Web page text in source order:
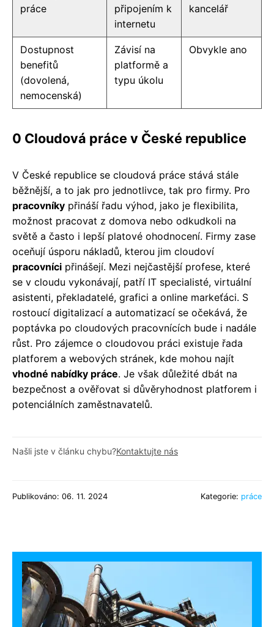
práce
připojením k
internetu
kancelář
Dostupnost
benefitů
(dovolená,
nemocenská)
Závisí na
platformě a
typu úkolu
Obvykle ano
0 Cloudová práce v České republice
V České republice se cloudová práce stává stále
běžnější, a to jak pro jednotlivce, tak pro firmy. Pro
pracovníky přináší řadu výhod, jako je flexibilita,
možnost pracovat z domova nebo odkudkoli na
světě a často i lepší platové ohodnocení. Firmy zase
oceňují úsporu nákladů, kterou jim cloudoví
pracovníci přinášejí. Mezi nejčastější profese, které
se v cloudu vykonávají, patří IT specialisté, virtuální
asistenti, překladatelé, grafici a online markeťáci. S
rostoucí digitalizací a automatizací se očekává, že
poptávka po cloudových pracovnících bude i nadále
růst. Pro zájemce o cloudovou práci existuje řada
platforem a webových stránek, kde mohou najít
vhodné nabídky práce. Je však důležité dbát na
bezpečnost a ověřovat si důvěryhodnost platforem i
potenciálních zaměstnavatelů.
Našli jste v článku chybu?Kontaktujte nás
Publikováno: 06. 11. 2024 Kategorie: práce